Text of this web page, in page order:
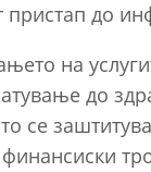
пристап до
на
до
се